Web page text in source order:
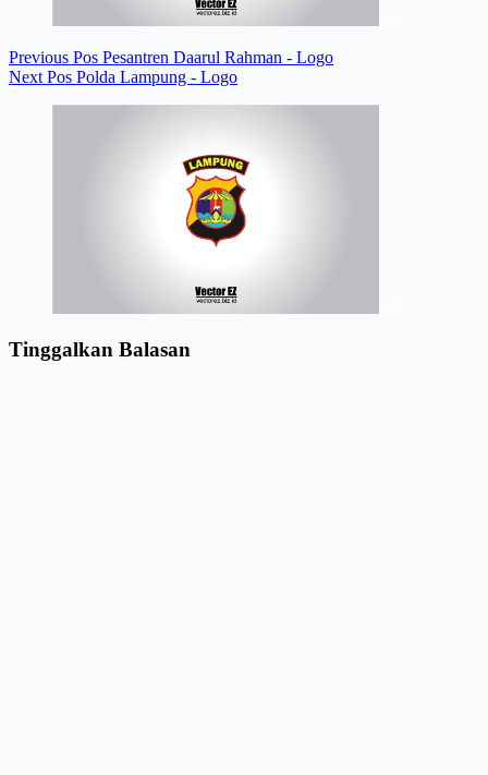
Previous Pos Pesantren Daarul Rahman - Logo
Next Pos Polda Lampung - Logo
Tinggalkan Balasan